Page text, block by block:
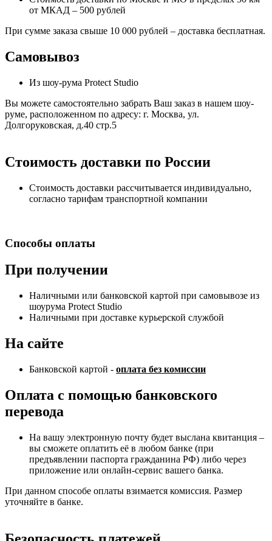
от МКАД – 500 рублей
При сумме заказа свыше 10 000 рублей – доставка бесплатная.
Самовывоз
Из шоу-рума Protect Studio
Вы можете самостоятельно забрать Ваш заказ в нашем шоу-
руме, расположенном по адресу: г. Москва, ул.
Долгоруковская, д.40 стр.5
Стоимость доставки по России
Стоимость доставки рассчитывается индивидуально,
согласно тарифам транспортной компании
Способы оплаты
При получении
Наличными или банковской картой при самовывозе из
шоурума Protect Studio
Наличными при доставке курьерской службой
На сайте
Банковской картой - оплата без комиссии
Оплата с помощью банковского
перевода
На вашу электронную почту будет выслана квитанция –
вы сможете оплатить её в любом банке (при
предъявлении паспорта гражданина РФ) либо через
приложение или онлайн-сервис вашего банка.
При данном способе оплаты взимается комиссия. Размер
уточняйте в банке.